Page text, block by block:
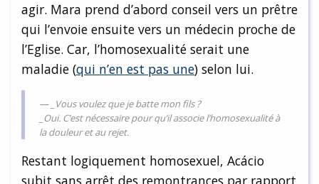
agir. Mara prend d’abord conseil vers un prêtre
qui l’envoie ensuite vers un médecin proche de
l’Eglise. Car, l’homosexualité serait une
maladie (qui n’en est pas une) selon lui.
_Vous voulez que je batte mon fils ?
_Oui. C’est nécessaire pour qu’il associe l’homosexualité à
la douleur et au rejet.
Restant logiquement homosexuel, Acácio
subit sans arrêt des remontrances par rapport